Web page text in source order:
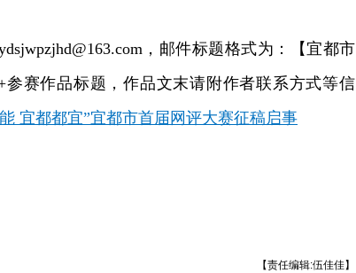
，邮件标题格式为：【宜都市
赛作品标题，作品文末请附作者联系方式等信
宜都都宜”宜都市首届网评大赛征稿启事
【责任编辑:伍佳佳】